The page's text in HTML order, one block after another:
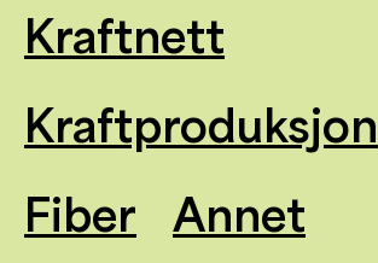
Kraftnett
Kraftproduksjon
Fiber
Annet